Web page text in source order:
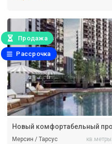
Продажа
Рассрочка
Новый комфортабельный
Мерсин / Тарсус кв.метры: